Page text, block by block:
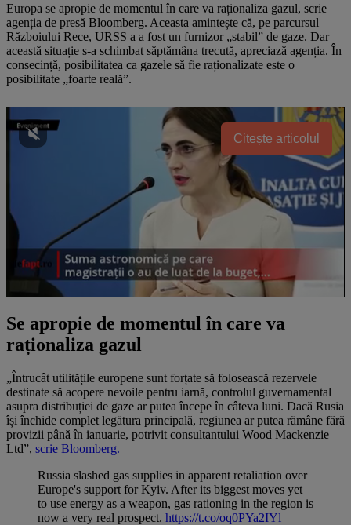
Europa se apropie de momentul în care va raționaliza gazul, scrie
agenția de presă Bloomberg. Aceasta amintește că, pe parcursul
Războiului Rece, URSS a a fost un furnizor „stabil” de gaze. Dar
această situație s-a schimbat săptămâna trecută, apreciază agenția. În
consecință, posibilitatea ca gazele să fie raționalizate este o
posibilitate „foarte reală”.
Citește articolul
Se apropie de momentul în care va
raționaliza gazul
„Întrucât utilitățile europene sunt forțate să folosească rezervele
destinate să acopere nevoile pentru iarnă, controlul guvernamental
asupra distribuției de gaze ar putea începe în câteva luni. Dacă Rusia
își închide complet legătura principală, regiunea ar putea rămâne fără
provizii până în ianuarie, potrivit consultantului Wood Mackenzie
Ltd”, scrie Bloomberg.
Russia slashed gas supplies in apparent retaliation over
Europe's support for Kyiv. After its biggest moves yet
to use energy as a weapon, gas rationing in the region is
now a very real prospect. https://t.co/oq0PYa2IYl